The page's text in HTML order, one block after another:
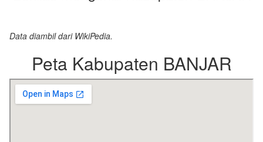
Data diambil dari WikiPedia.
Peta Kabupaten BANJAR